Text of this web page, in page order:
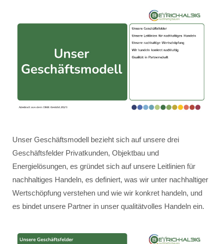
Unser Geschäftsmodell bezieht sich auf unsere drei
Geschäftsfelder Privatkunden, Objektbau und
Energielösungen, es gründet sich auf unsere Leitlinien für
nachhaltiges Handeln, es definiert, was wir unter nachhaltiger
Wertschöpfung verstehen und wie wir konkret handeln, und
es bindet unsere Partner in unser qualitätvolles Handeln ein.